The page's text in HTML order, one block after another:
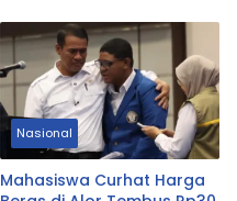
Nasional
Mahasiswa Curhat Harga